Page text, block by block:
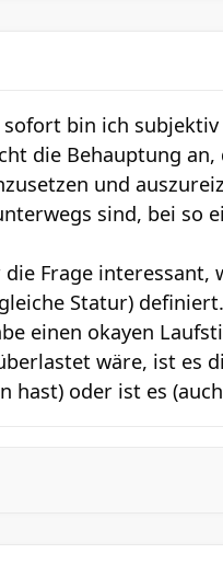
sofort bin ich
die Behauptung
und
sind, bei so
Frage interessant,
Statur)
einen okayen
wäre, ist es
hast) oder ist es